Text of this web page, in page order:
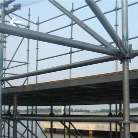
HOME
PRODUCTEN
OVER
ONS
Jet
Scaffold
&
Formwork
System
Co.,
Ltd..
All
Rights
Reserved.